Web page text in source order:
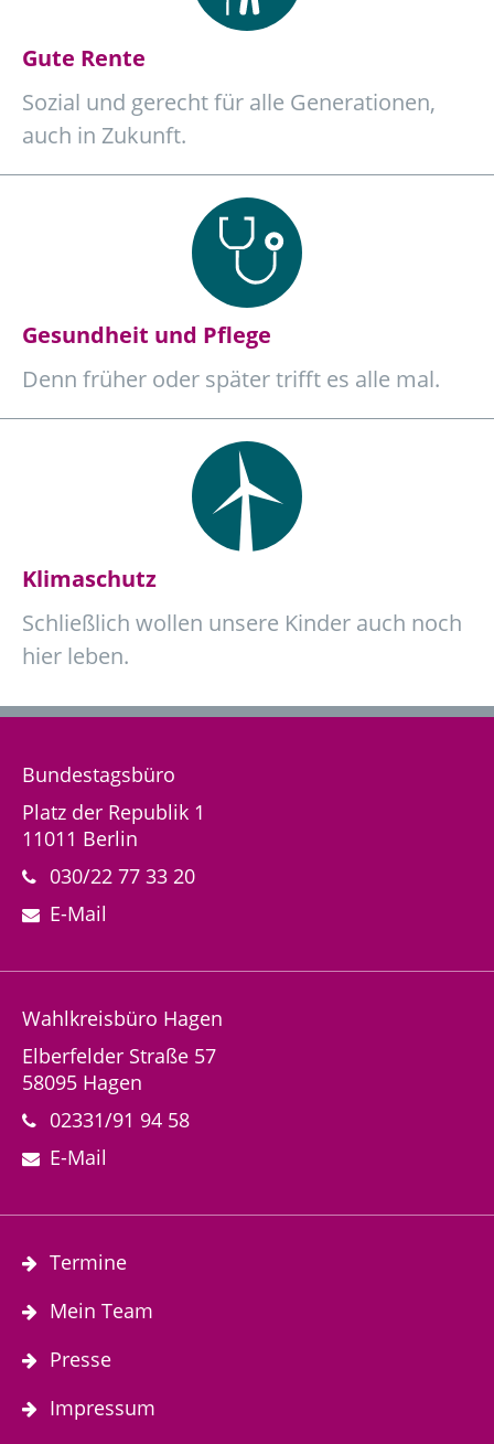
Gute Rente
Sozial und gerecht für alle Generationen,
auch in Zukunft.
Gesundheit und Pflege
Denn früher oder später trifft es alle mal.
Klimaschutz
Schließlich wollen unsere Kinder auch noch
hier leben.
Bundestagsbüro
Platz der Republik 1
11011 Berlin
030/22 77 33 20
E-Mail
Wahlkreisbüro Hagen
Elberfelder Straße 57
58095 Hagen
02331/91 94 58
E-Mail
Termine
Mein Team
Presse
Impressum